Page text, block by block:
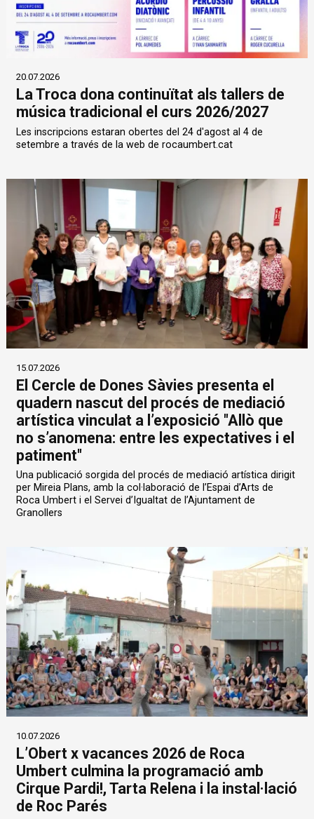
20.07.2026
La Troca dona continuïtat als tallers de
música tradicional el curs 2026/2027
Les inscripcions estaran obertes del 24 d'agost al 4 de
setembre a través de la web de rocaumbert.cat
15.07.2026
El Cercle de Dones Sàvies presenta el
quadern nascut del procés de mediació
artística vinculat a l’exposició "Allò que
no s’anomena: entre les expectatives i el
patiment"
Una publicació sorgida del procés de mediació artística dirigit
per Mireia Plans, amb la col·laboració de l’Espai d’Arts de
Roca Umbert i el Servei d’Igualtat de l’Ajuntament de
Granollers
10.07.2026
L’Obert x vacances 2026 de Roca
Umbert culmina la programació amb
Cirque Pardi!, Tarta Relena i la instal·lació
de Roc Parés